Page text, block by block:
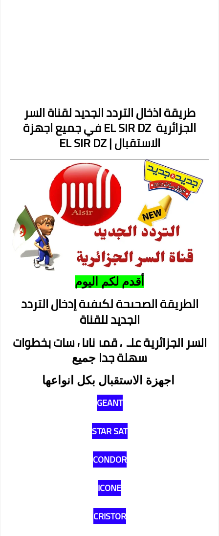
طريقة اذخال التردد الجديد لقناة السر
الجزائرية EL SIR DZ في جميع اجهزة
الاستقبال | EL SIR DZ
أقدم لكم اليوم
الطريقة الصحيحة لكيفية إدخال التردد
الجديد للقناة
السر الجزائرية على قمر نايل سات بخطوات
سهلة جدا جميع
اجهزة الاستقبال بكل انواعها
GEANT
STAR SAT
CONDOR
ICONE
CRISTOR